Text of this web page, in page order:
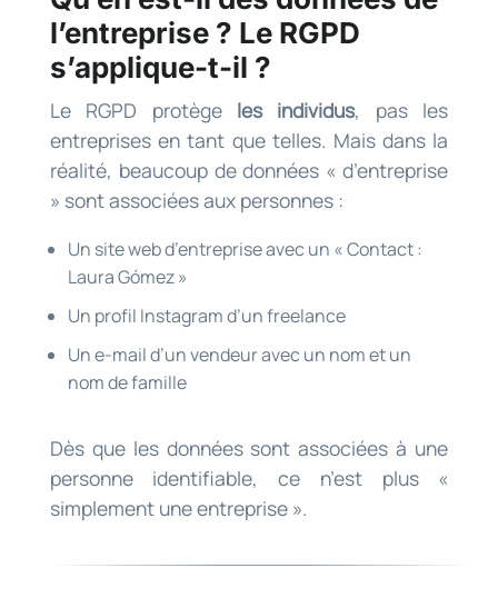
l’entreprise ? Le RGPD
s’applique-t-il ?
Le RGPD protège les individus, pas les
entreprises en tant que telles. Mais dans la
réalité, beaucoup de données « d’entreprise
» sont associées aux personnes :
Un site web d’entreprise avec un « Contact :
Laura Gómez »
Un profil Instagram d’un freelance
Un e-mail d’un vendeur avec un nom et un
nom de famille
Dès que les données sont associées à une
personne identifiable, ce n’est plus «
simplement une entreprise ».